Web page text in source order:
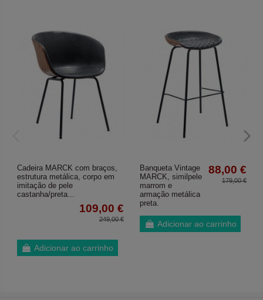
Cadeira MARCK com braços,
estrutura metálica, corpo em
imitação de pele
castanha/preta...
109,00 €
249,00 €
Adicionar ao carrinho
Banqueta Vintage
MARCK, similpele
marrom e
armação metálica
preta.
88,00 €
179,00 €
Adicionar ao carrinho